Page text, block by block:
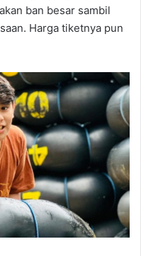
ban besar sambil
Harga tiketnya pun